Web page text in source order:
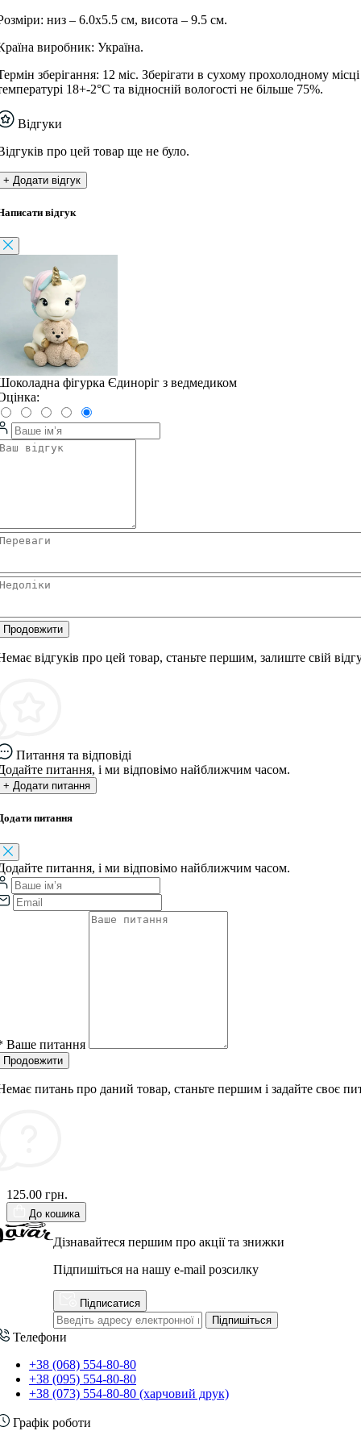
низ – 6.0х5.5 см, висота – 9.5 см.
виробник: Україна.
зберігання: 12 міс. Зберігати в сухому прохолодному
18+-2°С та відносній вологості не більше 75%.
Відгуки
про цей товар ще не було.
+ Додати відгук
відгук
фігурка Єдиноріг з ведмедиком
Продовжити
відгуків про цей товар, станьте першим, залиште свій
Питання та відповіді
питання, і ми відповімо найближчим часом.
+ Додати питання
питання
питання, і ми відповімо найближчим часом.
Ваше питання
Продовжити
питань про даний товар, станьте першим і задайте своє
125.00 грн.
До кошика
Дізнавайтеся першим про акції та знижки
Підпишіться на нашу e-mail розсилку
Підписатися
Підпишіться
Телефони
+38 (068) 554-80-80
+38 (095) 554-80-80
+38 (073) 554-80-80 (харчовий друк)
Графік роботи